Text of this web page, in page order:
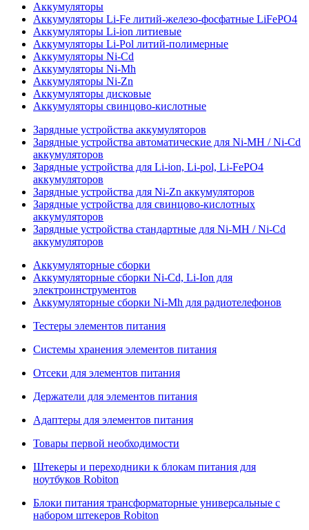
Аккумуляторы
Аккумуляторы Li-Fe литий-железо-фосфатные LiFePO4
Аккумуляторы Li-ion литиевые
Аккумуляторы Li-Pol литий-полимерные
Аккумуляторы Ni-Cd
Аккумуляторы Ni-Mh
Аккумуляторы Ni-Zn
Аккумуляторы дисковые
Аккумуляторы свинцово-кислотные
Зарядные устройства аккумуляторов
Зарядные устройства автоматические для Ni-MH / Ni-Cd
аккумуляторов
Зарядные устройства для Li-ion, Li-pol, Li-FePO4
аккумуляторов
Зарядные устройства для Ni-Zn аккумуляторов
Зарядные устройства для свинцово-кислотных
аккумуляторов
Зарядные устройства стандартные для Ni-MH / Ni-Cd
аккумуляторов
Аккумуляторные сборки
Аккумуляторные сборки Ni-Cd, Li-Ion для
электроинструментов
Аккумуляторные сборки Ni-Mh для радиотелефонов
Тестеры элементов питания
Системы хранения элементов питания
Отсеки для элементов питания
Держатели для элементов питания
Адаптеры для элементов питания
Товары первой необходимости
Штекеры и переходники к блокам питания для
ноутбуков Robiton
Блоки питания трансформаторные универсальные с
набором штекеров Robiton